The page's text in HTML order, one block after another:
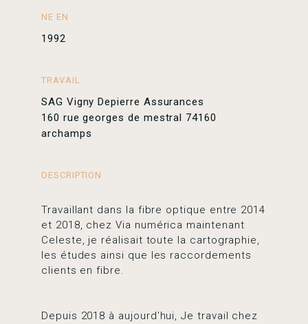
NE EN
1992
TRAVAIL
SAG Vigny Depierre Assurances
160 rue georges de mestral 74160
archamps
DESCRIPTION
Travaillant dans la fibre optique entre 2014
et 2018, chez Via numérica maintenant
Celeste, je réalisait toute la cartographie,
les études ainsi que les raccordements
clients en fibre.
Depuis 2018 à aujourd'hui, Je travail chez